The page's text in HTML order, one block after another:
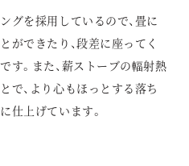
グを採用しているので、畳に
ができたり、段差に座ってく
す。また、薪ストーブの輻射熱
で、より心もほっとする落ち
仕上げています。